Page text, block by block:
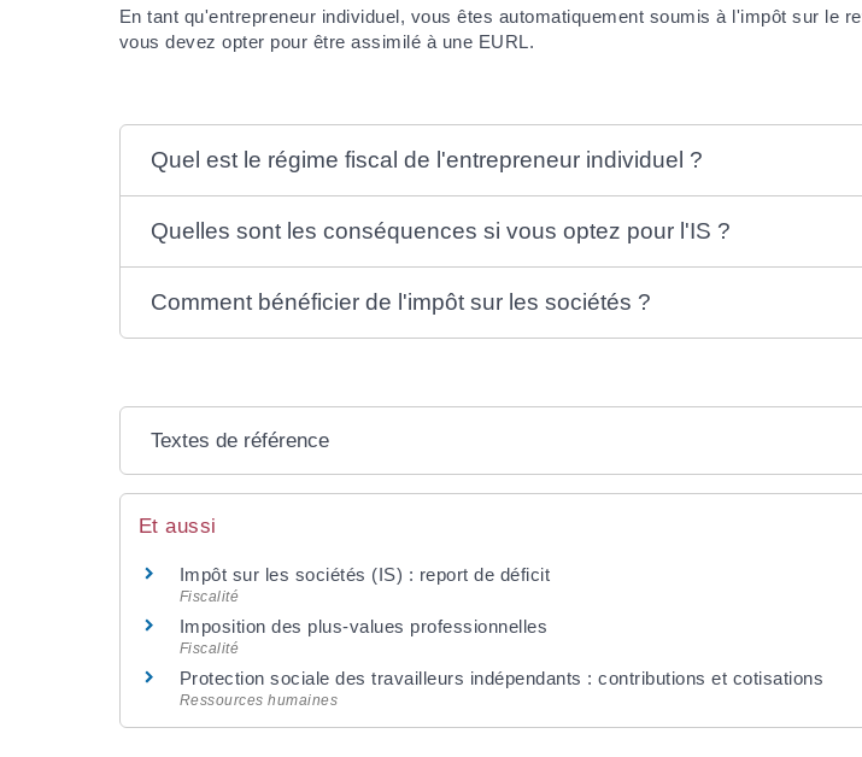
En tant qu'entrepreneur individuel, vous êtes automatiquement soumis à l'impôt sur le
vous devez opter pour être assimilé à une EURL.
Quel est le régime fiscal de l'entrepreneur individuel ?
Quelles sont les conséquences si vous optez pour l'IS ?
Comment bénéficier de l'impôt sur les sociétés ?
Textes de référence
Et aussi
Impôt sur les sociétés (IS) : report de déficit
Fiscalité
Imposition des plus-values professionnelles
Fiscalité
Protection sociale des travailleurs indépendants : contributions et cotisations
Ressources humaines